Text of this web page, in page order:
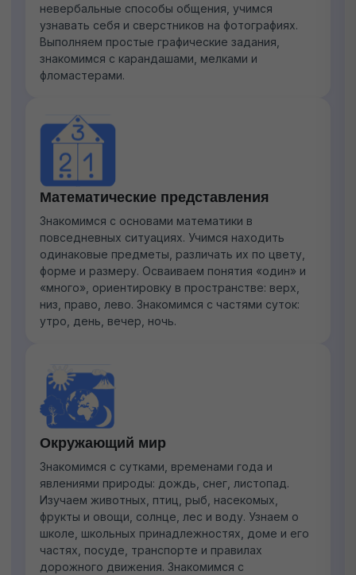
невербальные способы общения, учимся
узнавать себя и сверстников на фотографиях.
Выполняем простые графические задания,
знакомимся с карандашами, мелками и
фломастерами.
Математические представления
Знакомимся с основами математики в
повседневных ситуациях. Учимся находить
одинаковые предметы, различать их по цвету,
форме и размеру. Осваиваем понятия «один» и
«много», ориентировку в пространстве: верх,
низ, право, лево. Знакомимся с частями суток:
утро, день, вечер, ночь.
Окружающий мир
Знакомимся с сутками, временами года и
явлениями природы: дождь, снег, листопад.
Изучаем животных, птиц, рыб, насекомых,
фрукты и овощи, солнце, лес и воду. Узнаем о
школе, школьных принадлежностях, доме и его
частях, посуде, транспорте и правилах
дорожного движения. Знакомимся с